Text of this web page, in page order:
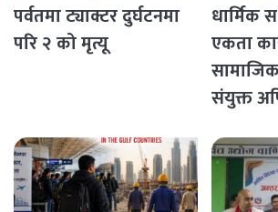
पर्वतमा ट्याक्टर दुर्घटनमा
परि २ को मृत्यू
धार्मिक
एकता
संयुक्त